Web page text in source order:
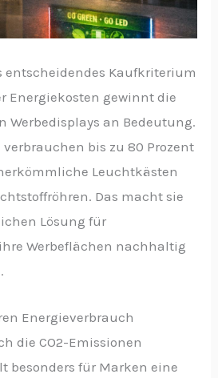
entscheidendes Kaufkriterium
Energiekosten gewinnt die
Werbedisplays an Bedeutung.
bis zu 80 Prozent
Leuchtkästen
Das macht sie
Lösung für
Werbeflächen nachhaltig
Energieverbrauch
die CO2-Emissionen
besonders für Marken eine